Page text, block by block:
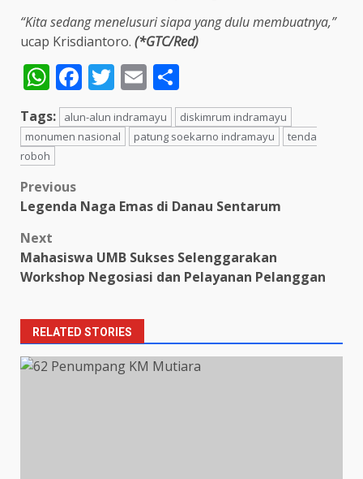
“Kita sedang menelusuri siapa yang dulu membuatnya,”
ucap Krisdiantoro. (*GTC/Red)
WhatsApp
Facebook
Twitter
Email
Tags: alun-alun indramayu
diskimrum indramayu
monumen nasional
patung soekarno indramayu
tenda
roboh
Post
navigation
Previous
Legenda Naga Emas di Danau Sentarum
Next
Mahasiswa UMB Sukses Selenggarakan
Workshop Negosiasi dan Pelayanan Pelanggan
RELATED STORIES